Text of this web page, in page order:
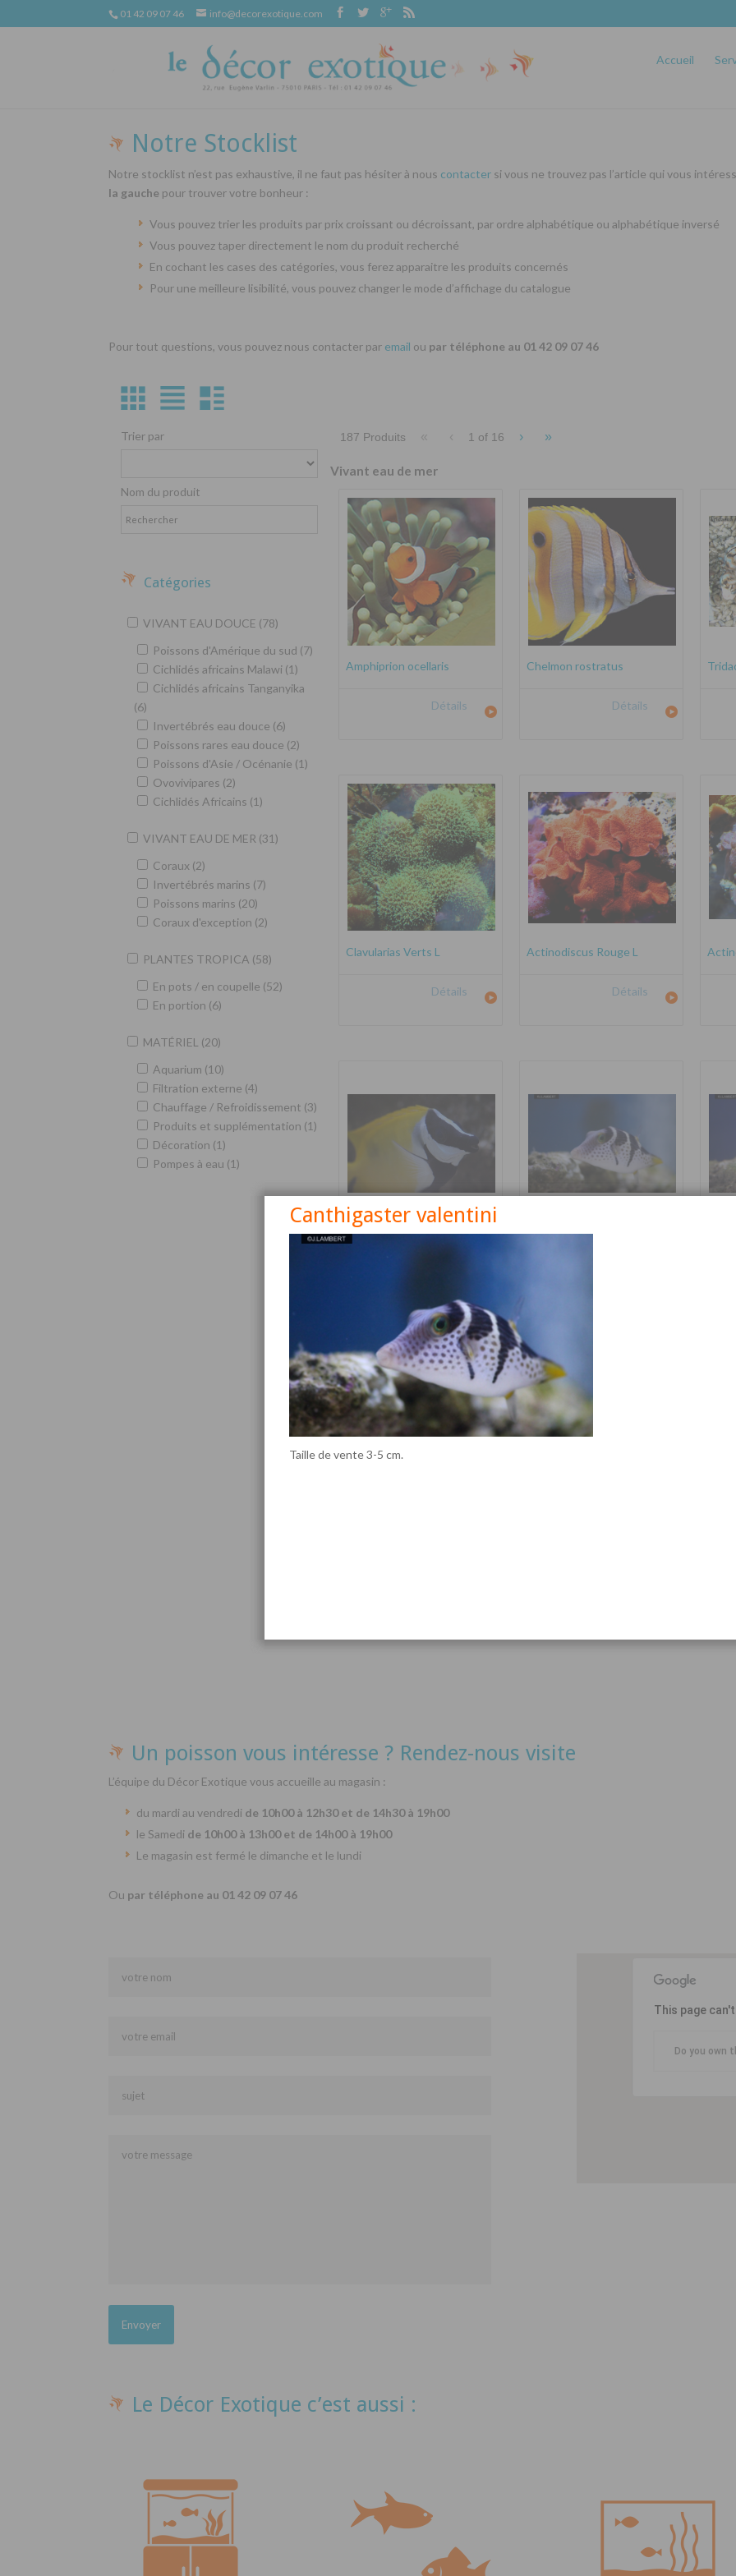
01 42 09 07 46 info@decorexotique.com
Accueil
Notre Stocklist
Notre stocklist n’est pas exhaustive, il ne faut pas hésiter à nous contacter si vous ne trouvez pas l’article qui vous
la gauche pour trouver votre bonheur :
Vous pouvez trier les produits par prix croissant ou décroissant, par ordre alphabétique ou alphabétique inversé
Vous pouvez taper directement le nom du produit recherché
En cochant les cases des catégories, vous ferez apparaitre les produits concernés
Pour une meilleure lisibilité, vous pouvez changer le mode d’affichage du catalogue
Pour tout questions, vous pouvez nous contacter par email ou par téléphone au 01 42 09 07 46
Trier par
Nom du produit
Catégories
VIVANT EAU DOUCE (78)
Poissons d'Amérique du sud (7)
Cichlidés africains Malawi (1)
Cichlidés africains Tanganyika
(6)
Invertébrés eau douce (6)
Poissons rares eau douce (2)
Poissons d'Asie / Océnanie (1)
Ovovivipares (2)
Cichlidés Africains (1)
VIVANT EAU DE MER (31)
Coraux (2)
Invertébrés marins (7)
Poissons marins (20)
Coraux d'exception (2)
PLANTES TROPICA (58)
En pots / en coupelle (52)
En portion (6)
MATÉRIEL (20)
Aquarium (10)
Filtration externe (4)
Chauffage / Refroidissement (3)
Produits et supplémentation (1)
Décoration (1)
Pompes à eau (1)
187 Produits « ‹ 1 of 16 › »
Vivant eau de mer
Amphiprion ocellaris
Détails
Chelmon rostratus
Détails
Clavularias Verts L
Détails
Actinodiscus Rouge L
Détails
Siganus vulpinus Canthigaster valentini
Un poisson vous intéresse ? Rendez-nous visite
L’équipe du Décor Exotique vous accueille au magasin :
du mardi au vendredi de 10h00 à 12h30 et de 14h30 à 19h00
le Samedi de 10h00 à 13h00 et de 14h00 à 19h00
Le magasin est fermé le dimanche et le lundi
Ou par téléphone au 01 42 09 07 46
This page
Do you own
Le Décor Exotique c’est aussi :
Canthigaster valentini
Taille de vente 3-5 cm.